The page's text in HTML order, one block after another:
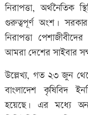
নিরাপত্তা, অর্থনৈতিক
গুরুত্বপূর্ণ অংশ।
নিরাপত্তা
আমরা দেশের সাইবার
উল্লেখ্য, গত ২৩ জুন
বাংলাদেশ কৃষিবিদ
হয়েছে। এর মধ্যে